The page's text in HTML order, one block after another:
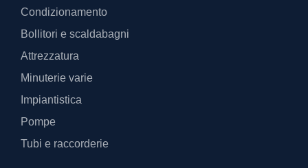
Condizionamento
Bollitori e scaldabagni
Attrezzatura
Minuterie varie
Impiantistica
Pompe
Tubi e raccorderie